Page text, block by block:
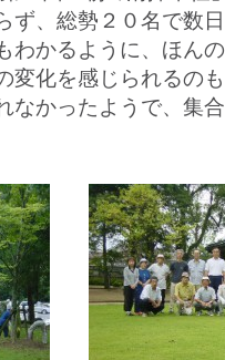
ず、総勢２０名で数
わかるように、ほん
変化を感じられるの
かったようで、集